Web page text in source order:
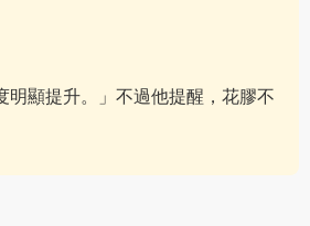
顯提升。」不過他提醒，花膠不